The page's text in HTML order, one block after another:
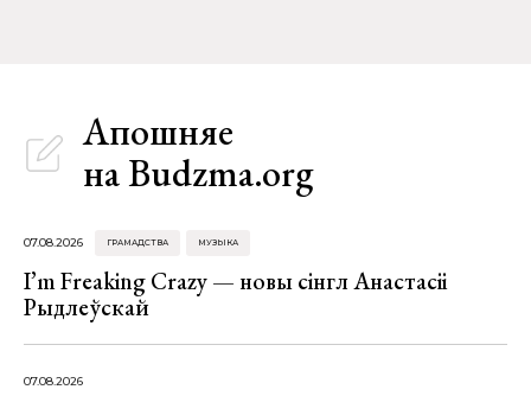
Апошняе
на Budzma.org
07.08.2026 ГРАМАДСТВА МУЗЫКА
I’m Freaking Crazy — новы сінгл Анастасіі
Рыдлеўскай
07.08.2026